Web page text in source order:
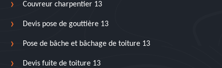
Couvreur charpentier 13
Devis pose de gouttière 13
Pose de bâche et bâchage de toiture 13
Devis fuite de toiture 13